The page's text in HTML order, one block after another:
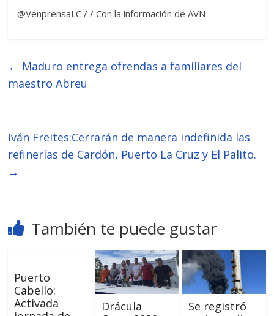
@VenprensaLC / / Con la información de AVN
← Maduro entrega ofrendas a familiares del
maestro Abreu
Iván Freites:Cerrarán de manera indefinida las
refinerías de Cardón, Puerto La Cruz y El Palito.
→
También te puede gustar
Puerto
Cabello:
Activada
Drácula
Se registró